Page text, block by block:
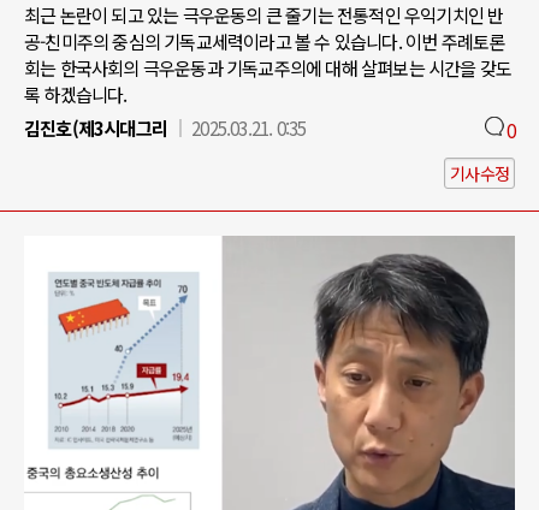
최근 논란이 되고 있는 극우운동의 큰 줄기는 전통적인 우익기치인 반
공-친미주의 중심의 기독교세력이라고 볼 수 있습니다. 이번 주례토론
회는 한국사회의 극우운동과 기독교주의에 대해 살펴보는 시간을 갖도
록 하겠습니다.
김진호(제3시대그리
2025.03.21. 0:35 0
기사수정